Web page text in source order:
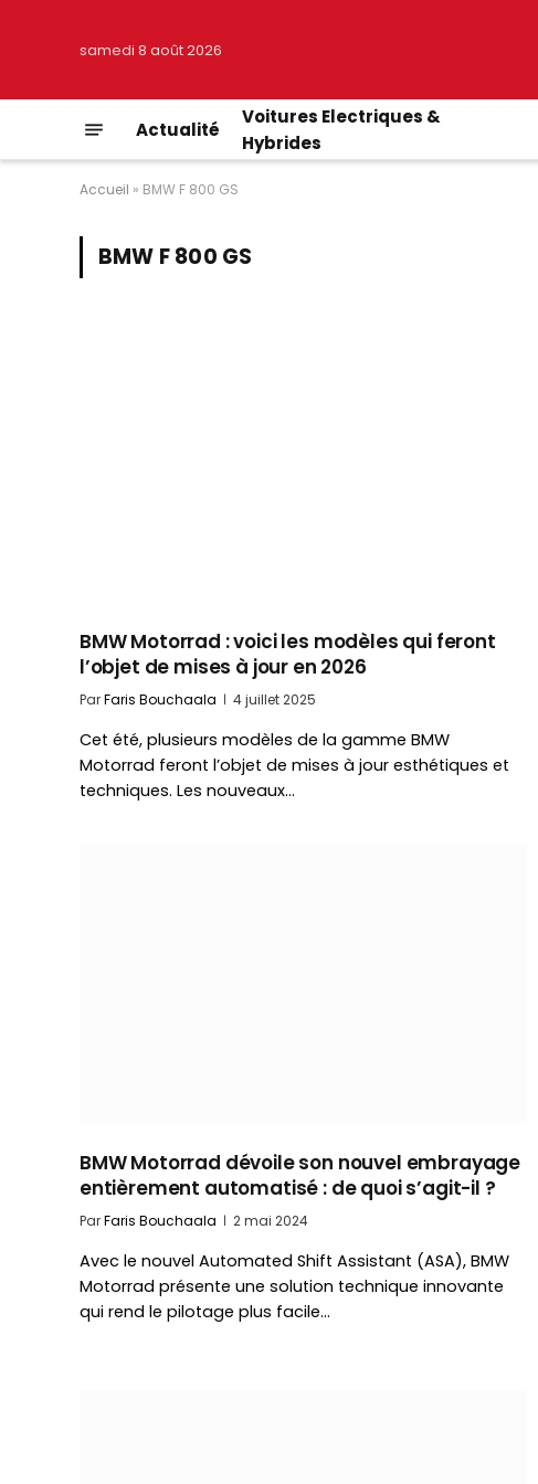
samedi 8 août 2026
Actualité
Voitures Electriques &
Hybrides
Accueil » BMW F 800 GS
BMW F 800 GS
BMW Motorrad : voici les modèles qui feront
l’objet de mises à jour en 2026
ParFaris Bouchaala 4 juillet 2025
Cet été, plusieurs modèles de la gamme BMW
Motorrad feront l’objet de mises à jour esthétiques et
techniques. Les nouveaux…
BMW Motorrad dévoile son nouvel embrayage
entièrement automatisé : de quoi s’agit-il ?
ParFaris Bouchaala 2 mai 2024
Avec le nouvel Automated Shift Assistant (ASA), BMW
Motorrad présente une solution technique innovante
qui rend le pilotage plus facile…